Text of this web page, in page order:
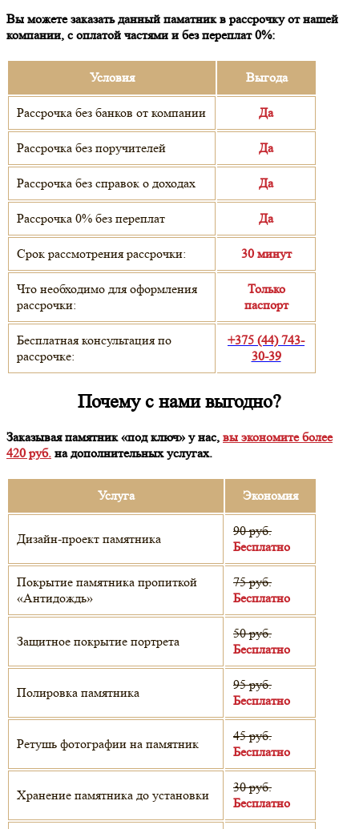
Вы можете заказать данный паматник в рассрочку от нашей
компании, с оплатой частями и без переплат 0%:
Условия Выгода
Рассрочка без банков от компании Да
Рассрочка без поручителей Да
Рассрочка без справок о доходах Да
Рассрочка 0% без переплат Да
Срок рассмотрения рассрочки: 30 минут
Что необходимо для оформления
рассрочки:
Только
паспорт
Бесплатная консультация по
рассрочке:
+375 (44) 743-
30-39
Почему с нами выгодно?
Заказывая памятник «под ключ» у нас, вы экономите более
420 руб. на дополнительных услугах.
Услуга Экономия
Дизайн-проект памятника
90 руб.
Бесплатно
Покрытие памятника пропиткой
«Антидождь»
75 руб.
Бесплатно
Защитное покрытие портрета
50 руб.
Бесплатно
Полировка памятника
95 руб.
Бесплатно
Ретушь фотографии на памятник
45 руб.
Бесплатно
Хранение памятника до установки
30 руб.
Бесплатно